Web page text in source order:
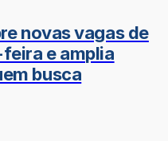
novas vagas de
e amplia
busca